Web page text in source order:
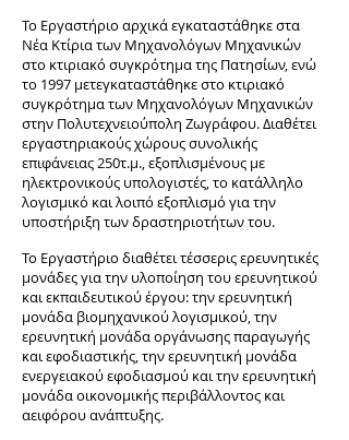
Το Εργαστήριο αρχικά εγκαταστάθηκε στα
Νέα Κτίρια των Μηχανολόγων Μηχανικών
στο κτιριακό συγκρότημα της Πατησίων, ενώ
το 1997 μετεγκαταστάθηκε στο κτιριακό
συγκρότημα των Μηχανολόγων Μηχανικών
στην Πολυτεχνειούπολη Ζωγράφου. Διαθέτει
εργαστηριακούς χώρους συνολικής
επιφάνειας 250τ.μ., εξοπλισμένους με
ηλεκτρονικούς υπολογιστές, το κατάλληλο
λογισμικό και λοιπό εξοπλισμό για την
υποστήριξη των δραστηριοτήτων του.
Το Εργαστήριο διαθέτει τέσσερις ερευνητικές
μονάδες για την υλοποίηση του ερευνητικού
και εκπαιδευτικού έργου: την ερευνητική
μονάδα βιομηχανικού λογισμικού, την
ερευνητική μονάδα οργάνωσης παραγωγής
και εφοδιαστικής, την ερευνητική μονάδα
ενεργειακού εφοδιασμού και την ερευνητική
μονάδα οικονομικής περιβάλλοντος και
αειφόρου ανάπτυξης.